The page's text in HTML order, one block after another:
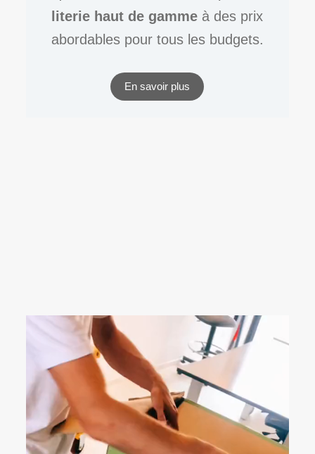
literie haut de gamme à des prix
abordables pour tous les budgets.
En savoir plus